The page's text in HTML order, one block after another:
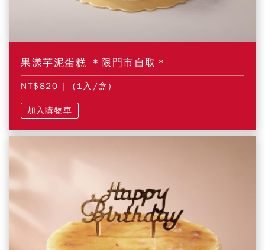
果漾芋泥蛋糕 ＊限門市自取＊
NT$820 | (1入/盒)
加入購物車